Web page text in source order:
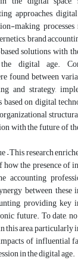
approaches,
making
brand
solutions with
digital age.
found between
and strategy,
based on digital
with the future of
This research
the presence of
accounting
between
providing
future. To date,
this area,
of influential
in the digital age.